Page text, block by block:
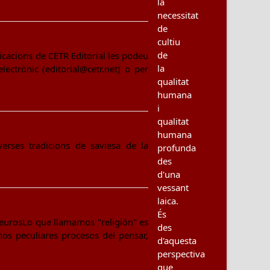
de CETR Editorial les podeu
(editorial@cetr.net) o per
tradicions de saviesa de la
que llamamos "religión" es
peculiares procesos del pensar,
necessitat
de
cultiu
de
la
qualitat
humana
i
qualitat
humana
profunda
des
d'una
vessant
laica.
És
des
d'aquesta
perspectiva
que